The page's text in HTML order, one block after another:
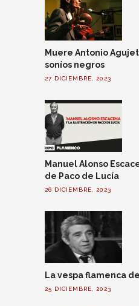
Muere Antonio
soníos negros
27 DICIEMBRE, 2023
Manuel Alonso
de Paco de Lucía
26 DICIEMBRE, 2023
La vespa flamenca
25 DICIEMBRE, 2023